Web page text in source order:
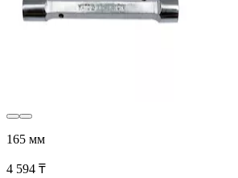
165 мм
4 594 ₸